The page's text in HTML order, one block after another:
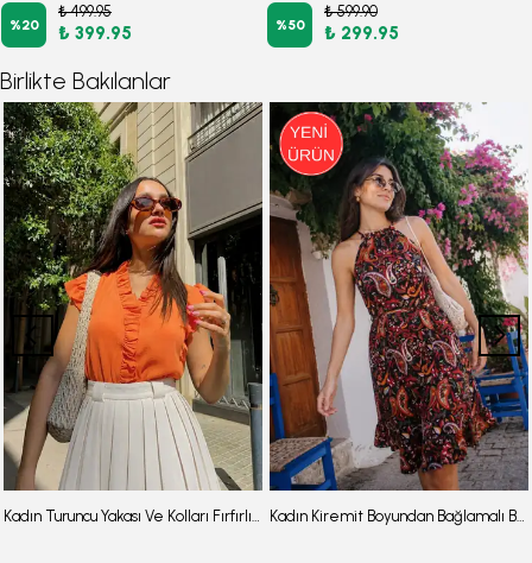
%20
₺ 499.95
₺ 399.95 %50
₺ 599.90
₺ 299.95
Birlikte Bakılanlar